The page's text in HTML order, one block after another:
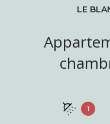
LE
Appartement 2
1